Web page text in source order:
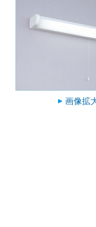
画像拡